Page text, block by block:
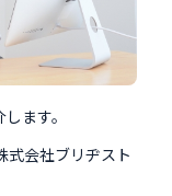
ます。
式会社ブリヂスト